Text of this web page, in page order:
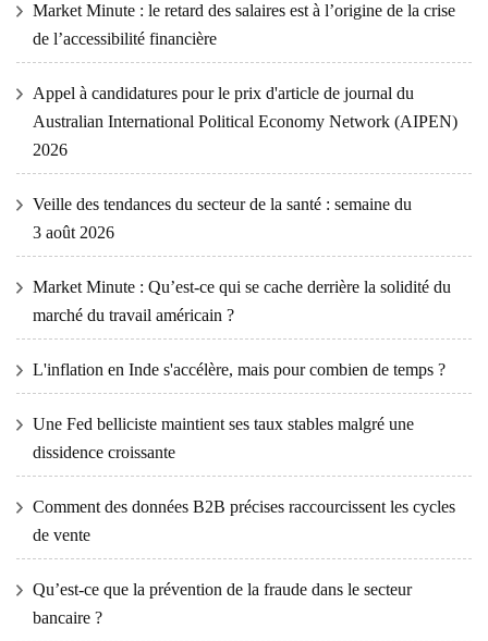
Market Minute : le retard des salaires est à l’origine de la crise
de l’accessibilité financière
Appel à candidatures pour le prix d'article de journal du
Australian International Political Economy Network (AIPEN)
2026
Veille des tendances du secteur de la santé : semaine du
3 août 2026
Market Minute : Qu’est-ce qui se cache derrière la solidité du
marché du travail américain ?
L'inflation en Inde s'accélère, mais pour combien de temps ?
Une Fed belliciste maintient ses taux stables malgré une
dissidence croissante
Comment des données B2B précises raccourcissent les cycles
de vente
Qu’est-ce que la prévention de la fraude dans le secteur
bancaire ?